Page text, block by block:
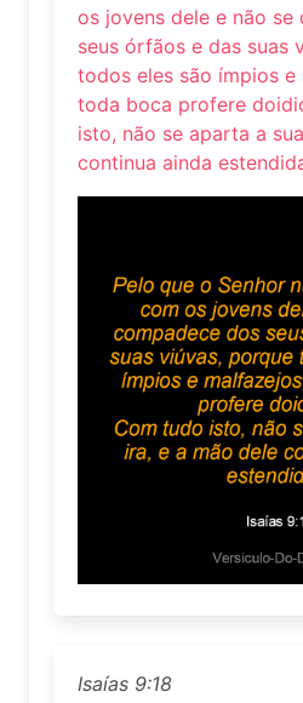
os jovens dele e não se
seus órfãos e das suas
todos eles são ímpios e
toda boca profere
isto, não se aparta a
continua ainda
Isaías 9:18